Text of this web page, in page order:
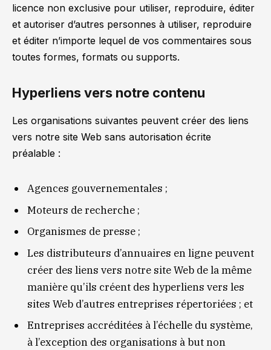
licence non exclusive pour utiliser, reproduire, éditer
et autoriser d’autres personnes à utiliser, reproduire
et éditer n’importe lequel de vos commentaires sous
toutes formes, formats ou supports.
Hyperliens vers notre contenu
Les organisations suivantes peuvent créer des liens
vers notre site Web sans autorisation écrite
préalable :
Agences gouvernementales ;
Moteurs de recherche ;
Organismes de presse ;
Les distributeurs d’annuaires en ligne peuvent
créer des liens vers notre site Web de la même
manière qu’ils créent des hyperliens vers les
sites Web d’autres entreprises répertoriées ; et
Entreprises accréditées à l’échelle du système,
à l’exception des organisations à but non